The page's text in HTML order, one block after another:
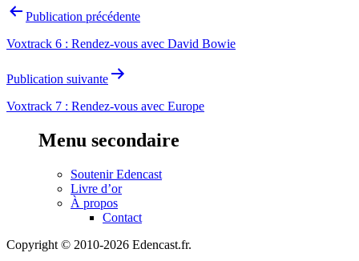
Navigation
l’article
Publication précédente
Voxtrack 6 : Rendez-vous avec David Bowie
Publication suivante
Voxtrack 7 : Rendez-vous avec Europe
Menu secondaire
Soutenir Edencast
Livre d’or
À propos
Contact
Copyright © 2010-2026 Edencast.fr.